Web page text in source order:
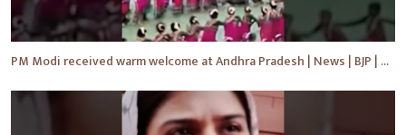
PM Modi received warm welcome at Andhra Pradesh | News | BJP | #shorts #ytshorts #news